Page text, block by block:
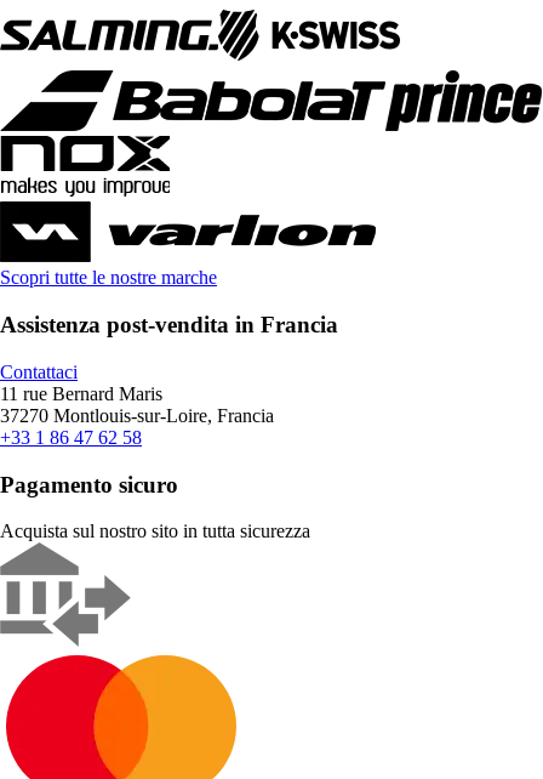
Scopri tutte le nostre marche
Assistenza post-vendita in Francia
Contattaci
11 rue Bernard Maris
37270 Montlouis-sur-Loire, Francia
+33 1 86 47 62 58
Pagamento sicuro
Acquista sul nostro sito in tutta sicurezza